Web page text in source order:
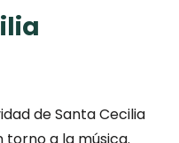
de Santa Cecilia